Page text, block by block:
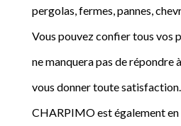
pergolas, fermes, pannes,
Vous pouvez confier tous vos
ne manquera pas de répondre
vous donner toute satisfaction.
CHARPIMO est également en